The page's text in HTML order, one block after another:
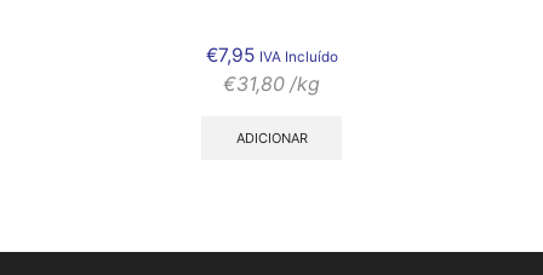
€7,95 IVA Incluído
€31,80 /kg
ADICIONAR